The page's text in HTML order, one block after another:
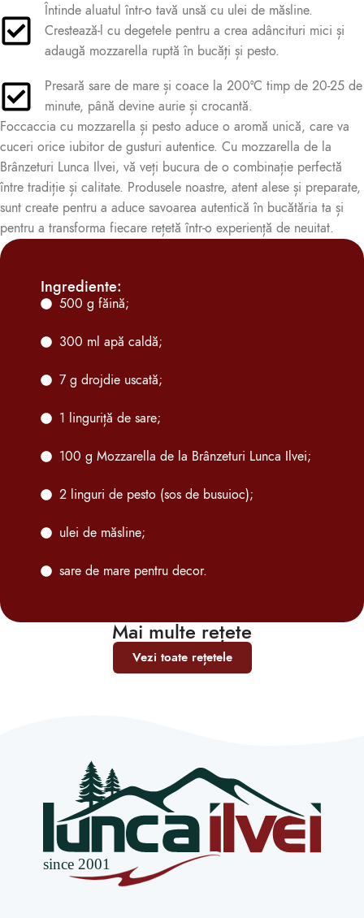
Întinde aluatul într-o tavă unsă cu ulei de măsline.
Crestează-l cu degetele pentru a crea adâncituri mici și
adaugă mozzarella ruptă în bucăți și pesto.
Presară sare de mare și coace la 200°C timp de 20-25 de
minute, până devine aurie și crocantă.
Foccaccia cu mozzarella și pesto aduce o aromă unică, care va
cuceri orice iubitor de gusturi autentice. Cu mozzarella de la
Brânzeturi Lunca Ilvei, vă veți bucura de o combinație perfectă
între tradiție și calitate. Produsele noastre, atent alese și preparate,
sunt create pentru a aduce savoarea autentică în bucătăria ta și
pentru a transforma fiecare rețetă într-o experiență de neuitat.
Ingrediente:
500 g făină;
300 ml apă caldă;
7 g drojdie uscată;
1 linguriță de sare;
100 g Mozzarella de la Brânzeturi Lunca Ilvei;
2 linguri de pesto (sos de busuioc);
ulei de măsline;
sare de mare pentru decor.
Mai multe rețete
Vezi toate rețetele